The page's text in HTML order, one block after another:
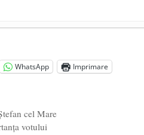
despre președintele
- 21 aprilie 2026
efecte. Bustul poetului
WhatsApp Imprimare
cel Mare
votului